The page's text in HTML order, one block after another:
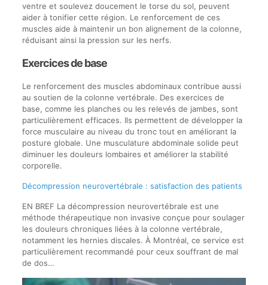
ventre et soulevez doucement le torse du sol, peuvent
aider à tonifier cette région. Le renforcement de ces
muscles aide à maintenir un bon alignement de la colonne,
réduisant ainsi la pression sur les nerfs.
Exercices de base
Le renforcement des muscles abdominaux contribue aussi
au soutien de la colonne vertébrale. Des exercices de
base, comme les planches ou les relevés de jambes, sont
particulièrement efficaces. Ils permettent de développer la
force musculaire au niveau du tronc tout en améliorant la
posture globale. Une musculature abdominale solide peut
diminuer les douleurs lombaires et améliorer la stabilité
corporelle.
Décompression neurovertébrale : satisfaction des patients
EN BREF La décompression neurovertébrale est une
méthode thérapeutique non invasive conçue pour soulager
les douleurs chroniques liées à la colonne vertébrale,
notamment les hernies discales. À Montréal, ce service est
particulièrement recommandé pour ceux souffrant de mal
de dos…